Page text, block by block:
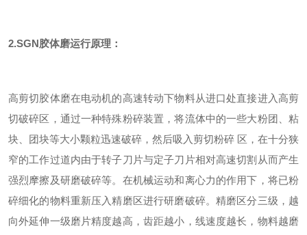
2.SGN胶体磨运行原理：
高剪切胶体磨在电动机的高速转动下物料从进口处直接进入高剪
切破碎区，通过一种特殊粉碎装置，将流体中的一些大粉团、粘
块、团块等大小颗粒迅速破碎，然后吸入剪切粉碎 区，在十分狭
窄的工作过道内由于转子刀片与定子刀片相对高速切割从而产生
强烈摩擦及研磨破碎等。在机械运动和离心力的作用下，将已粉
碎细化的物料重新压入精磨区进行研磨破碎。精磨区分三级，越
向外延伸一级磨片精度越高，齿距越小，线速度越长，物料越磨